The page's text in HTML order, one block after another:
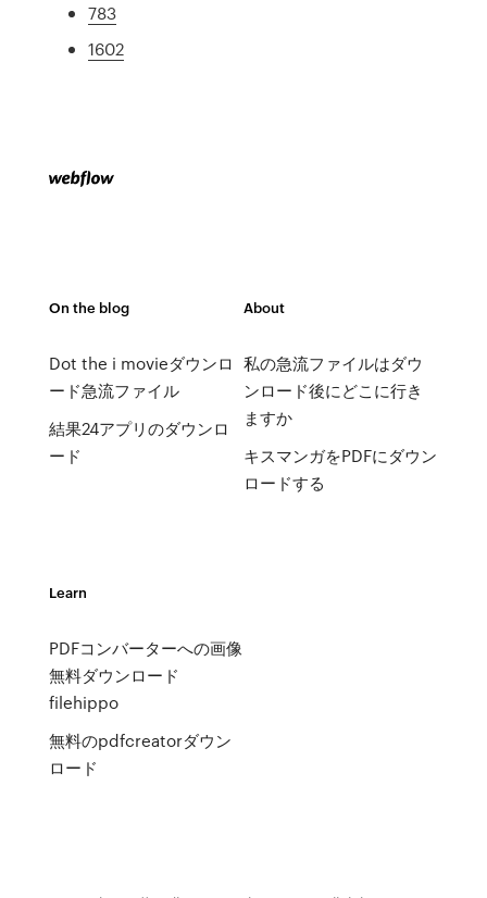
783
1602
On the blog
Dot the i movieダウンロ
ード急流ファイル
結果24アプリのダウンロ
ード
About
私の急流ファイルはダウ
ンロード後にどこに行き
ますか
キスマンガをPDFにダウン
ロードする
Learn
PDFコンバーターへの画像
無料ダウンロード
filehippo
無料のpdfcreatorダウン
ロード